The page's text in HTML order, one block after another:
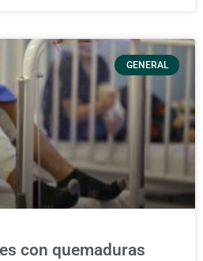
GENERAL
con quemaduras